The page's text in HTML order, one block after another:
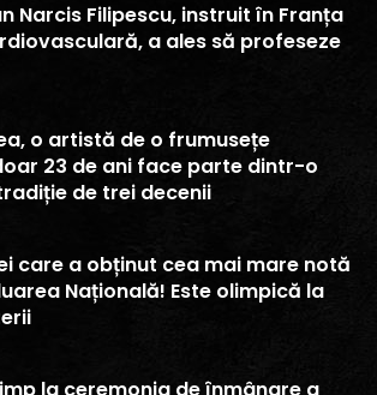
Narcis Filipescu, instruit în Franța
a ales să profeseze
o artistă de o frumusețe
23 de ani face parte dintr-o
de trei decenii
care a obținut cea mai mare notă
Națională! Este olimpică la